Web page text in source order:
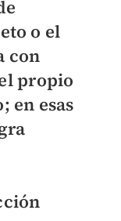
o el
con
propio
en esas